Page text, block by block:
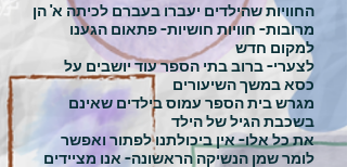
החוויות שהילדים יעברו בעברם לכיתה א' הן
מרובות- חוויות חושיות- פתאום הגענו
למקום חדש
לצערי- ברוב בתי הספר עוד יושבים על
כסא במשך השיעורים
מגרש בית הספר עמוס בילדים שאינם
בשכבת הגיל של הילד
את כל אלו- אין ביכולתנו לפתור ואפשר
לומר שמן הנשיקה הראשונה- אנו מציידים